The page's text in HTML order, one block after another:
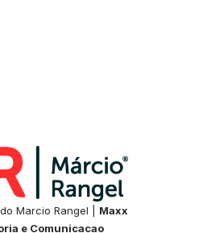
Marcio Rangel | Maxx
e Comunicacao